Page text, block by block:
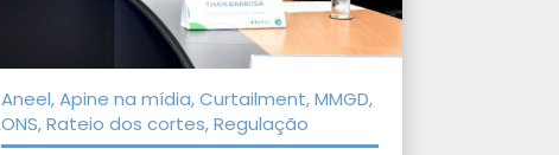
Aneel, Apine na mídia, Curtailment, MMGD,
ONS, Rateio dos cortes, Regulação